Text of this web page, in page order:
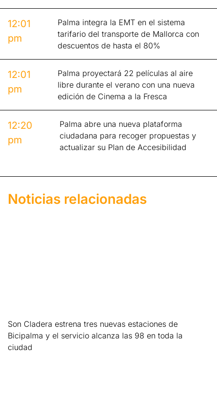
12:01
pm
Palma integra la EMT en el sistema
tarifario del transporte de Mallorca con
descuentos de hasta el 80%
12:01
pm
Palma proyectará 22 películas al aire
libre durante el verano con una nueva
edición de Cinema a la Fresca
12:20
pm
Palma abre una nueva plataforma
ciudadana para recoger propuestas y
actualizar su Plan de Accesibilidad
Noticias relacionadas
Son Cladera estrena tres nuevas estaciones de
Bicipalma y el servicio alcanza las 98 en toda la
ciudad